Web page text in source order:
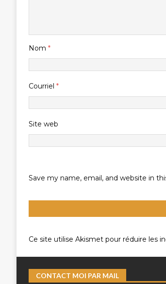
Nom *
Courriel *
Site web
Save my name, email, and website in
Ce site utilise Akismet pour réduire les
CONTACT MOI PAR MAIL